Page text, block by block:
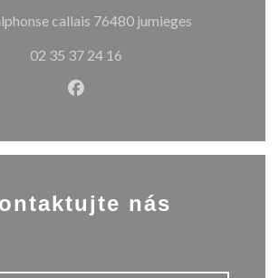
callais 76480 jumieges
02 35 37 24 16
Facebook ((otevře se v
nás